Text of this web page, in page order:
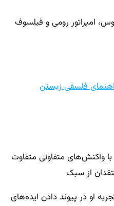
امپراتور رومی و فیلسوف
فلسفی زیستن
واکنش‌های متفاوتی متفاوت
از سبک
او در پیوند دادن ایده‌های